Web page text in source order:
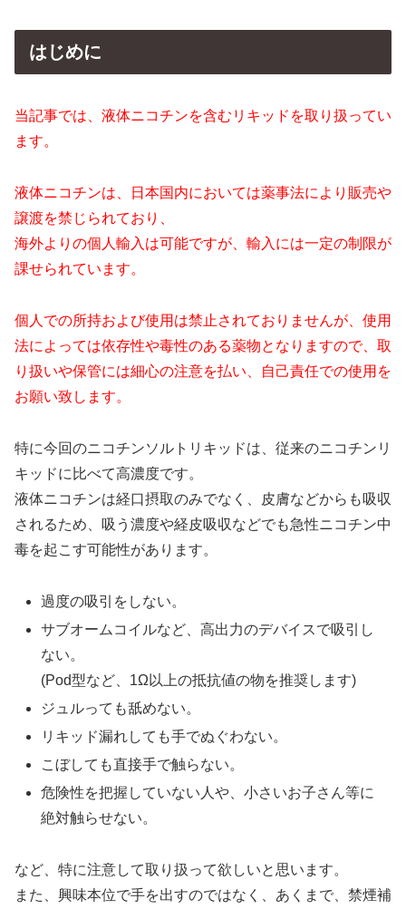
はじめに
当記事では、液体ニコチンを含むリキッドを取り扱ってい
ます。
液体ニコチンは、日本国内においては薬事法により販売や
譲渡を禁じられており、
海外よりの個人輸入は可能ですが、輸入には一定の制限が
課せられています。
個人での所持および使用は禁止されておりませんが、使用
法によっては依存性や毒性のある薬物となりますので、取
り扱いや保管には細心の注意を払い、自己責任での使用を
お願い致します。
特に今回のニコチンソルトリキッドは、従来のニコチンリ
キッドに比べて高濃度です。
液体ニコチンは経口摂取のみでなく、皮膚などからも吸収
されるため、吸う濃度や経皮吸収などでも急性ニコチン中
毒を起こす可能性があります。
過度の吸引をしない。
サブオームコイルなど、高出力のデバイスで吸引し
ない。
(Pod型など、1Ω以上の抵抗値の物を推奨します)
ジュルっても舐めない。
リキッド漏れしても手でぬぐわない。
こぼしても直接手で触らない。
危険性を把握していない人や、小さいお子さん等に
絶対触らせない。
など、特に注意して取り扱って欲しいと思います。
また、興味本位で手を出すのではなく、あくまで、禁煙補